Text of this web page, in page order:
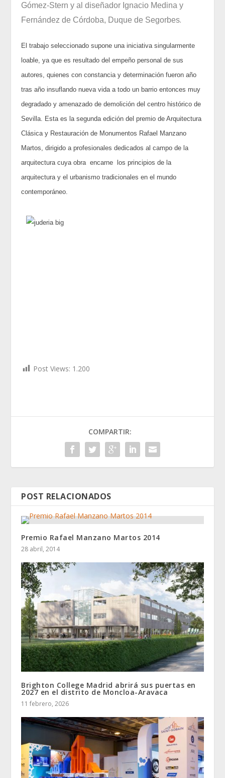
Gómez-Stern y al diseñador Ignacio Medina y
Fernández de Córdoba, Duque de Segorbes.
El trabajo seleccionado supone una iniciativa singularmente
loable, ya que es resultado del empeño personal de sus
autores, quienes con constancia y determinación fueron año
tras año insuflando nueva vida a todo un barrio entonces muy
degradado y amenazado de demolición del centro histórico de
Sevilla. Esta es la segunda edición del premio de Arquitectura
Clásica y Restauración de Monumentos Rafael Manzano
Martos, dirigido a profesionales dedicados al campo de la
arquitectura cuya obra encarne los principios de la
arquitectura y el urbanismo tradicionales en el mundo
contemporáneo.
Post Views: 1.200
COMPARTIR:
POST RELACIONADOS
Premio Rafael Manzano Martos 2014
28 abril, 2014
Brighton College Madrid abrirá sus puertas en
2027 en el distrito de Moncloa-Aravaca
11 febrero, 2026